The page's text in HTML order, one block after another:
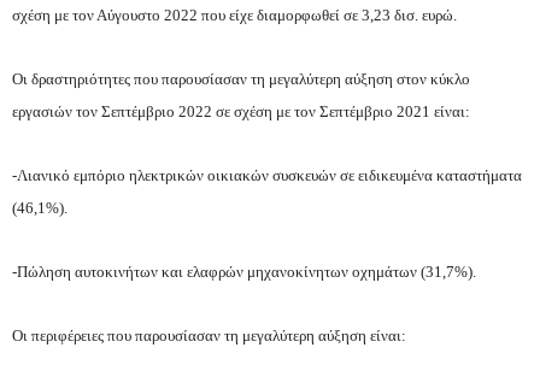
σχέση με τον Αύγουστο 2022 που είχε διαμορφωθεί σε 3,23 δισ. ευρώ.
Οι δραστηριότητες που παρουσίασαν τη μεγαλύτερη αύξηση στον κύκλο
εργασιών τον Σεπτέμβριο 2022 σε σχέση με τον Σεπτέμβριο 2021 είναι:
-Λιανικό εμπόριο ηλεκτρικών οικιακών συσκευών σε ειδικευμένα καταστήματα
(46,1%).
-Πώληση αυτοκινήτων και ελαφρών μηχανοκίνητων οχημάτων (31,7%).
Οι περιφέρειες που παρουσίασαν τη μεγαλύτερη αύξηση είναι: